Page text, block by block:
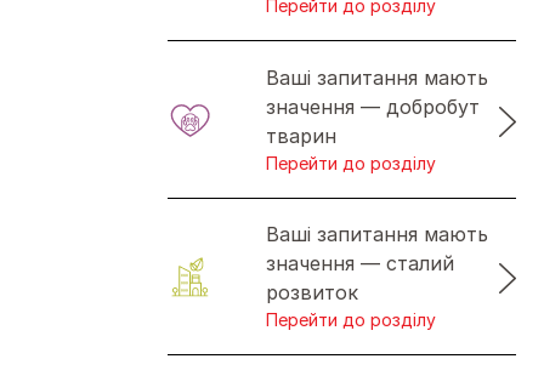
Перейти до розділу
Ваші запитання мають
значення — добробут
тварин
Перейти до розділу
Ваші запитання мають
значення — сталий
розвиток
Перейти до розділу